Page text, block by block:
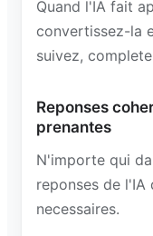
Quand l'IA fait
convertissez-la
suivez,
Reponses
prenantes
N'importe qui
reponses de l'IA
necessaires.